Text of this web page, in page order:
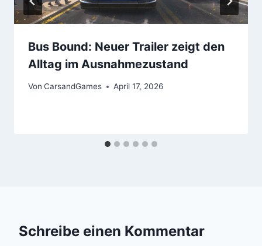
Bus Bound: Neuer Trailer zeigt den
Alltag im Ausnahmezustand
Von CarsandGames April 17, 2026
Schreibe einen Kommentar